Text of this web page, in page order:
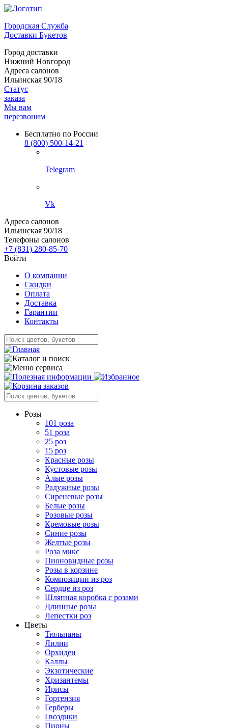
Городская Служба
Доставки Букетов
Город доставки
Нижний Новгород
Адреса салонов
Ильинская 90/18
Статус
заказа
Мы вам
перезвоним
Бесплатно по России
8 (800) 500-14-21
Telegram
Vk
Адреса салонов
Ильинская 90/18
Телефоны салонов
+7 (831) 280-85-70
Войти
О компании
Скидки
Оплата
Доставка
Гарантии
Контакты
Розы
101 роза
51 роза
25 роз
15 роз
Красные розы
Кустовые розы
Алые розы
Радужные розы
Сиреневые розы
Белые розы
Розовые розы
Кремовые розы
Синие розы
Желтые розы
Роза микс
Пионовидные розы
Розы в корзине
Композиции из роз
Сердце из роз
Шляпная коробка с розами
Длинные розы
Лепестки роз
Цветы
Тюльпаны
Лилии
Орхидеи
Каллы
Экзотические
Хризантемы
Ирисы
Гортензия
Герберы
Гвоздики
Пионы